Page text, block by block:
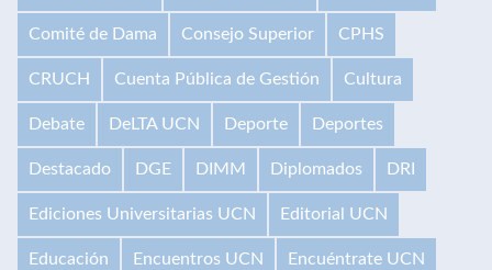
Comité de Dama Consejo Superior CPHS
CRUCH Cuenta Pública de Gestión Cultura
Debate DeLTA UCN Deporte Deportes
Destacado DGE DIMM Diplomados DRI
Ediciones Universitarias UCN Editorial UCN
Educación Encuentros UCN Encuéntrate UCN